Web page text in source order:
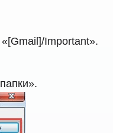
Important».